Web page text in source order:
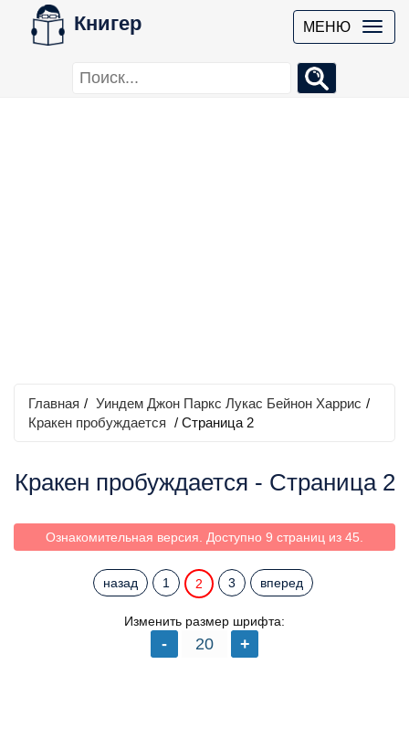
Книгер МЕНЮ
Главная / Уиндем Джон Паркс Лукас Бейнон Харрис /
Кракен пробуждается / Страница 2
Кракен пробуждается - Страница 2
Ознакомительная версия. Доступно 9 страниц из 45.
назад 1 2 3 вперед
Изменить размер шрифта: